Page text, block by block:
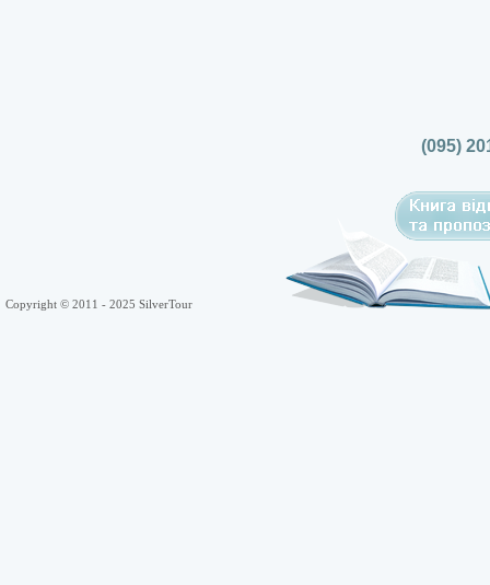
(095)
Copyright © 2011 - 2025 SilverTour